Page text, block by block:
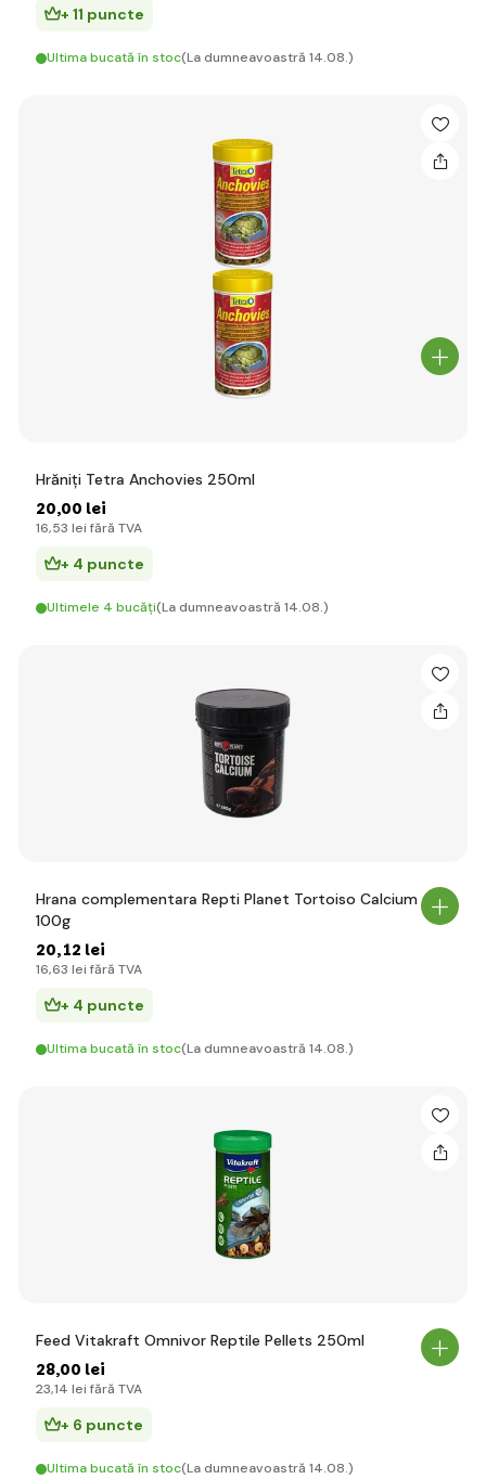
+ 11 puncte
Ultima bucată în stoc(La dumneavoastră 14.08.)
Hrăniți Tetra Anchovies 250ml
20,00 lei
16,53 lei fără TVA
+ 4 puncte
Ultimele 4 bucăți(La dumneavoastră 14.08.)
Hrana complementara Repti Planet Tortoiso Calcium
100g
20,12 lei
16,63 lei fără TVA
+ 4 puncte
Ultima bucată în stoc(La dumneavoastră 14.08.)
Feed Vitakraft Omnivor Reptile Pellets 250ml
28,00 lei
23,14 lei fără TVA
+ 6 puncte
Ultima bucată în stoc(La dumneavoastră 14.08.)